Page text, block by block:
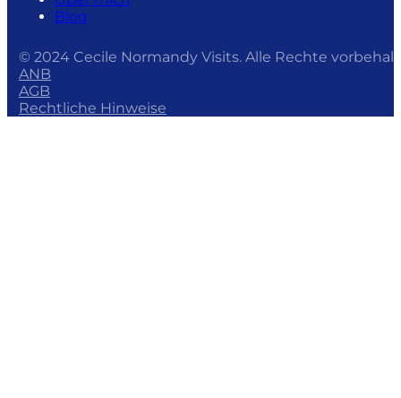
Blog
© 2024 Cecile Normandy Visits. Alle Rechte
ANB
AGB
Rechtliche Hinweise